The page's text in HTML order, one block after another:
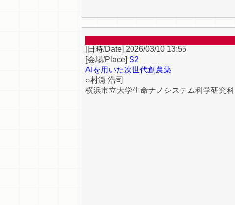
2026/03/10 13:55
S2
AIを用いた次世代創農薬
○村瀬 浩司
横浜市立大学生命ナノシステム科学研究科